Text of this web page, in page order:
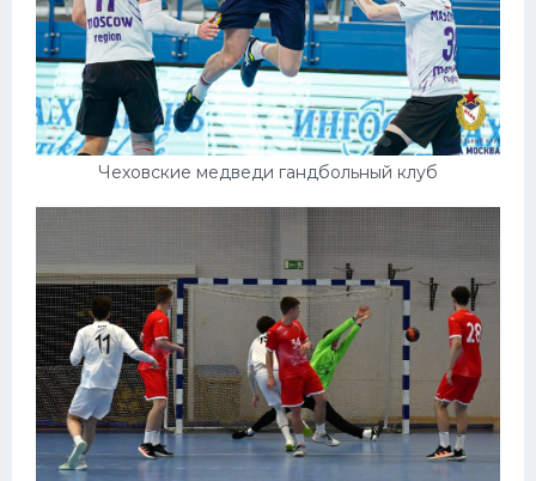
Чеховские медведи гандбольный клуб